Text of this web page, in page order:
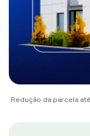
Redução da parcela